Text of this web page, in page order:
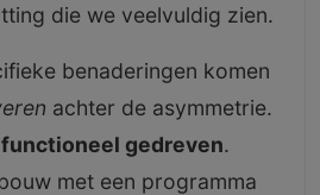
die we veelvuldig zien.
benaderingen komen
achter de asymmetrie.
functioneel gedreven.
met een programma